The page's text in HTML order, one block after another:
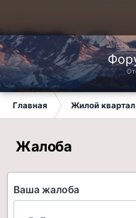
Главная Жилой квартал
Жалоба
Ваша жалоба